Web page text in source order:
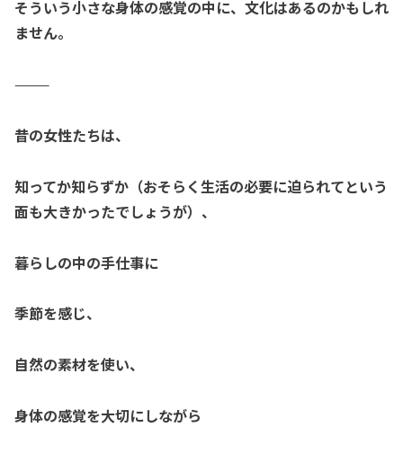
そういう小さな身体の感覚の中に、 文化はあるのかもしれ
ません。
⸻
昔の女性たちは、
知ってか知らずか（おそらく生活の必要に迫られてという
面も大きかったでしょうが）、
暮らしの中の手仕事に
季節を感じ、
自然の素材を使い、
身体の感覚を大切にしながら